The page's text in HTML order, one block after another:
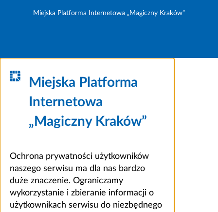
Miejska Platforma Internetowa „Magiczny Kraków”
Miejska Platforma
Internetowa
„Magiczny Kraków”
Ochrona prywatności użytkowników
naszego serwisu ma dla nas bardzo
duże znaczenie. Ograniczamy
wykorzystanie i zbieranie informacji o
użytkownikach serwisu do niezbędnego